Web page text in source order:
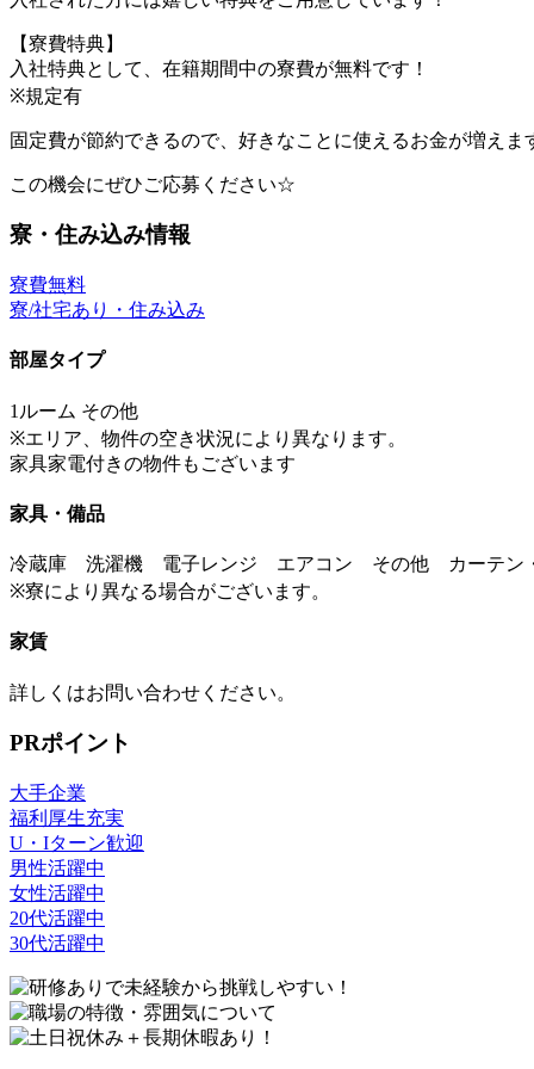
【寮費特典】
入社特典として、在籍期間中の寮費が無料です！
※規定有
固定費が節約できるので、好きなことに使えるお金が増えま
この機会にぜひご応募ください☆
寮・住み込み情報
寮費無料
寮/社宅あり・住み込み
部屋タイプ
1ルーム その他
※エリア、物件の空き状況により異なります。
家具家電付きの物件もございます
家具・備品
冷蔵庫 洗濯機 電子レンジ エアコン その他 カーテン
※寮により異なる場合がございます。
家賃
詳しくはお問い合わせください。
PRポイント
大手企業
福利厚生充実
U・Iターン歓迎
男性活躍中
女性活躍中
20代活躍中
30代活躍中